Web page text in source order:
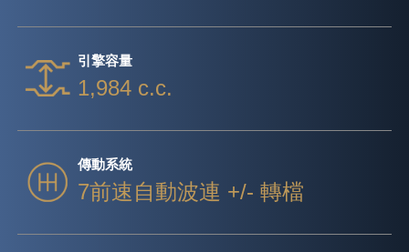
引擎容量
1,984 c.c.
傳動系統
7前速自動波連 +/- 轉檔